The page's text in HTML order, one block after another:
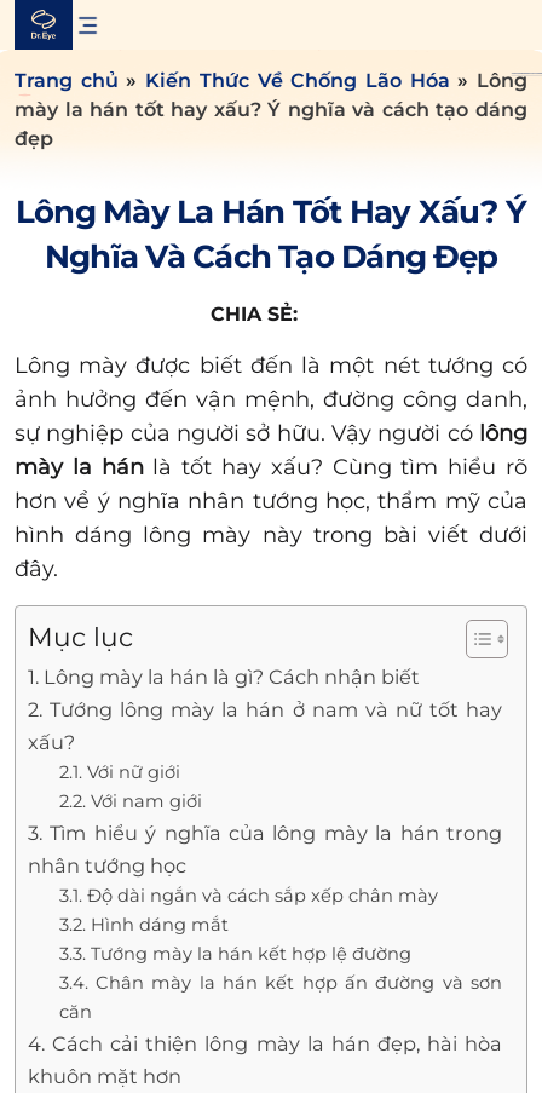
Skip
content
Trang chủ » Kiến Thức Về Chống Lão Hóa » Lông
mày la hán tốt hay xấu? Ý nghĩa và cách tạo dáng
đẹp
Lông Mày La Hán Tốt Hay Xấu? Ý
Nghĩa Và Cách Tạo Dáng Đẹp
CHIA SẺ:
Lông mày được biết đến là một nét tướng có
ảnh hưởng đến vận mệnh, đường công danh,
sự nghiệp của người sở hữu. Vậy người có lông
mày la hánlà tốt hay xấu? Cùng tìm hiểu rõ
hơn về ý nghĩa nhân tướng học, thẩm mỹ của
hình dáng lông mày này trong bài viết dưới
đây.
Mục lục
1. Lông mày la hán là gì? Cách nhận biết
2. Tướng lông mày la hán ở nam và nữ tốt hay
xấu?
2.1. Với nữ giới
2.2. Với nam giới
3. Tìm hiểu ý nghĩa của lông mày la hán trong
nhân tướng học
3.1. Độ dài ngắn và cách sắp xếp chân mày
3.2. Hình dáng mắt
3.3. Tướng mày la hán kết hợp lệ đường
3.4. Chân mày la hán kết hợp ấn đường và sơn
căn
4. Cách cải thiện lông mày la hán đẹp, hài hòa
khuôn mặt hơn